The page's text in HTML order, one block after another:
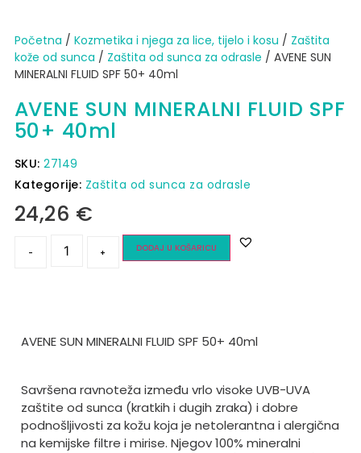
Početna / Kozmetika i njega za lice, tijelo i kosu / Zaštita
kože od sunca​ / Zaštita od sunca za odrasle / AVENE SUN
MINERALNI FLUID SPF 50+ 40ml
AVENE SUN MINERALNI FLUID SPF
50+ 40ml
SKU:27149
Kategorije: Zaštita od sunca za odrasle
24,26 €
- + DODAJ U KOŠARICU
AVENE SUN MINERALNI FLUID SPF 50+ 40ml
Savršena ravnoteža između vrlo visoke UVB-UVA
zaštite od sunca (kratkih i dugih zraka) i dobre
podnošljivosti za kožu koja je netolerantna i alergična
na kemijske filtre i mirise. Njegov 100% mineralni